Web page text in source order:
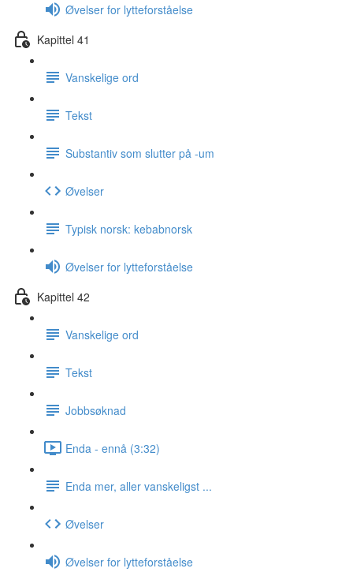
Øvelser for lytteforståelse
Kapittel 41
Vanskelige ord
Tekst
Substantiv som slutter på -um
Øvelser
Typisk norsk: kebabnorsk
Øvelser for lytteforståelse
Kapittel 42
Vanskelige ord
Tekst
Jobbsøknad
Enda - ennå (3:32)
Enda mer, aller vanskeligst ...
Øvelser
Øvelser for lytteforståelse